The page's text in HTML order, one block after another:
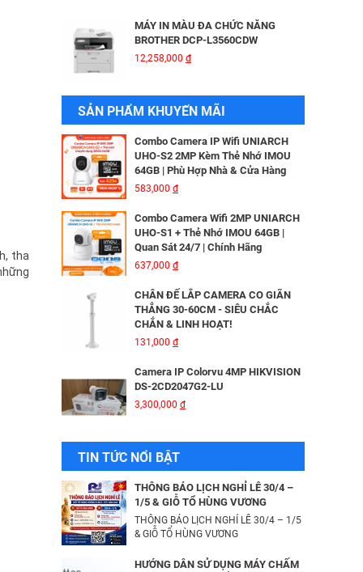
tha
MÁY IN MÀU ĐA CHỨC NĂNG
BROTHER DCP-L3560CDW
12,258,000 đ
MÁY IN BROTHER DCP - B7640DW
MÁY IN BROTHER DCP-B7620DW
5,690,000
MÁY IN KIM EPSON LQ310 - 01 Y
6,335,000
Bộ Lưu Điện Santak C10KS‑LCD
53,678,000
Bộ lưu điện UPS Online SANTAK
33,501,000đ
Camera IP Wifi 2MP UNIARCH T1L-
2WT Kèm Thẻ Nhớ IMOU 64GB |
Xem Từ Xa | Dễ Lắp Đặt
425,000 đ
Camera IP Wifi 2MP UNIARCH UHO-
SẢN PHẨM KHUYẾN MÃI
425,000đ
Camera IP Wifi 2MP UNIARCH UHO-
Từ Xa | Dễ Lắp Đặt
624,000đ
Combo Camera IP Wifi UNIARCH
UHO-S2 2MP Kèm Thẻ Nhớ IMOU
64GB | Phù Hợp Nhà & Cửa Hàng
583,000 đ
Combo Camera Wifi 2MP UNIARCH
UHO-S1 + Thẻ Nhớ IMOU 64GB |
Quan Sát 24/7 | Chính Hãng
637,000 đ
CHÂN ĐẾ LẮP CAMERA CO GIÃN
THẲNG 30-60CM - SIÊU CHẮC
CHẮN & LINH HOẠT!
131,000 đ
Camera IP Colorvu 4MP HIKVISION
DS-2CD2047G2-LU
3,300,000 đ
Camera IP 4MP HIKVISION DS-
2CD2043G2-IU
2,376,000 đ
Camera IP Dome 4.0 Megapixel
HIKVISION DS-2CD2346G2-ISU/SL​
3,256,000 đ
TIN TỨC NỔI BẬT
THÔNG BÁO LỊCH NGHỈ LỄ 30/4 –
1/5 & GIỖ TỔ HÙNG VƯƠNG
THÔNG BÁO LỊCH NGHỈ LỄ 30/4 – 1/5
& GIỖ TỔ HÙNG VƯƠNG
HƯỚNG DẪN SỬ DỤNG MÁY CHẤM